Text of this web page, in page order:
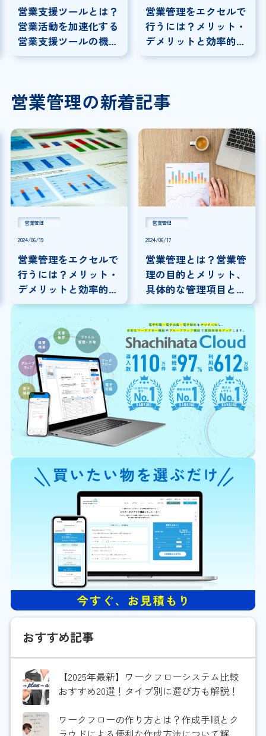
営業支援ツールとは？
営業活動を加速化する
営業支援ツールの機能
とクラウドによる実現
営業管理をエクセルで
行うには？メリット・
デメリットと効率的な
方法について解説！
営業管理の新着記事
営業管理
2024/06/19
営業管理をエクセルで
行うには？メリット・
デメリットと効率的な
方法について解説！
営業管理
2024/06/17
営業管理とは？営業管
理の目的とメリット、
具体的な管理項目と効
率的な管理方法を紹
おすすめ記事
【2025年最新】ワークフローシステム比較
おすすめ20選！タイプ別に選び方も解説！
ワークフローの作り方とは？作成手順とク